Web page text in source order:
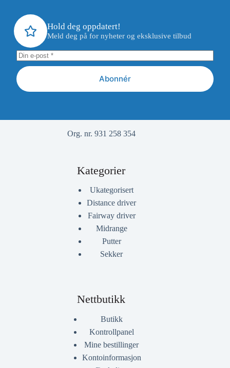
Hold deg oppdatert!
Meld deg på for nyheter og eksklusive tilbud
Abonnér
Org. nr. 931 258 354
Kategorier
Ukategorisert
Distance driver
Fairway driver
Midrange
Putter
Sekker
Nettbutikk
Butikk
Kontrollpanel
Mine bestillinger
Kontoinformasjon